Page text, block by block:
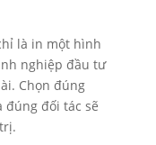
là in một hình
nghiệp đầu tư
Chọn đúng
đúng đối tác sẽ